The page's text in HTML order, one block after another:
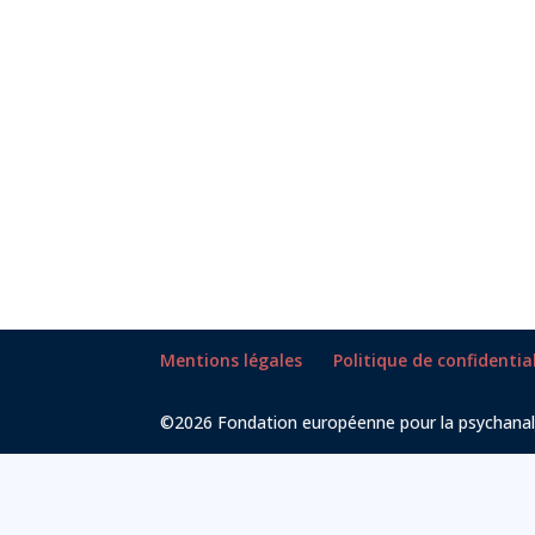
Mentions légales Politique de
©2026 Fondation européenne pour la